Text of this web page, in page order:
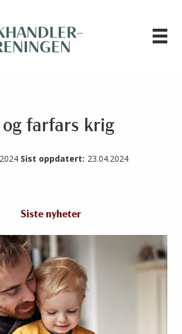
og farfars krig
Sist oppdatert: 23.04.2024
Siste nyheter